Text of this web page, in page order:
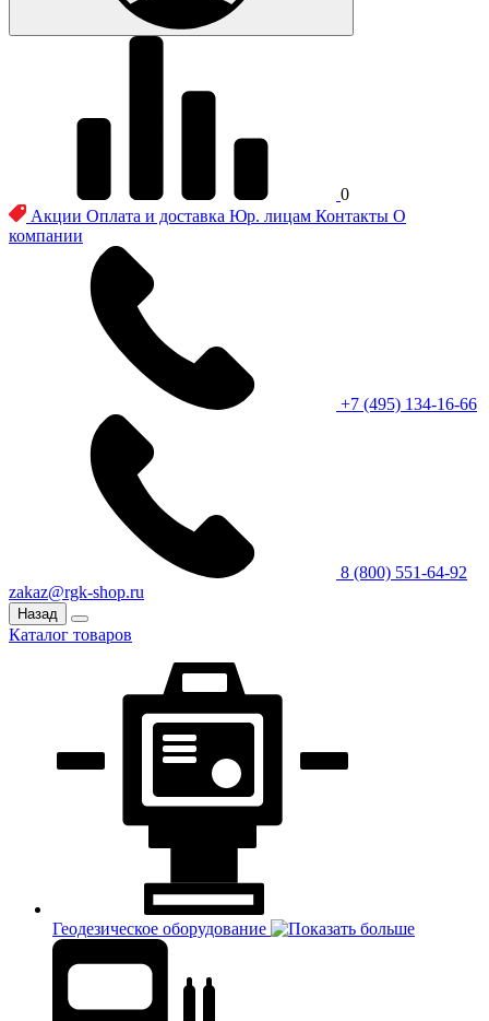
0
Акции Оплата и доставка Юр. лицам Контакты О
компании
+7 (495) 134-16-66
8 (800) 551-64-92
zakaz@rgk-shop.ru
Назад
Каталог товаров
Геодезическое оборудование